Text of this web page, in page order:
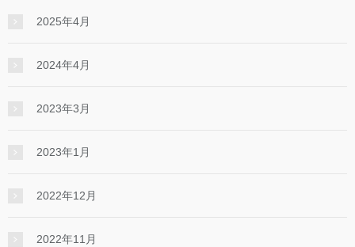
2025年4月
2024年4月
2023年3月
2023年1月
2022年12月
2022年11月